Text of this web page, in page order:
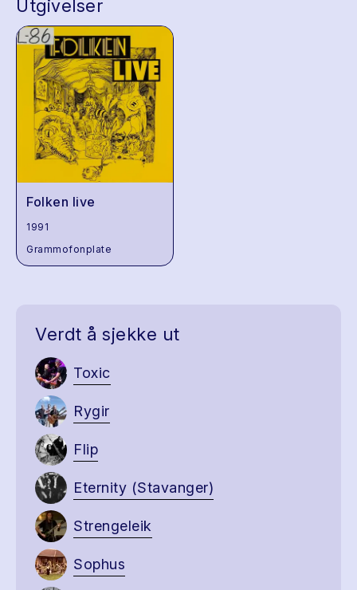
Utgivelser
Folken live
1991
Grammofonplate
Verdt å sjekke ut
Toxic
Rygir
Flip
Eternity (Stavanger)
Strengeleik
Sophus